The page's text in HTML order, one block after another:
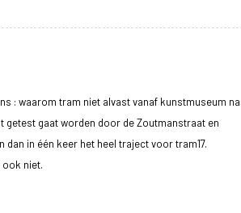
: waarom tram niet alvast vanaf kunstmuseum
getest gaat worden door de Zoutmanstraat en
dan in één keer het heel traject voor tram17.
ook niet.